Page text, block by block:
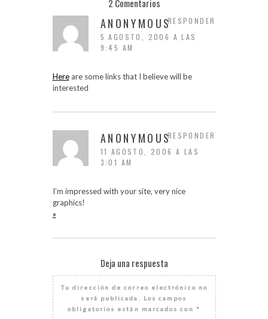
2 Comentarios
ANONYMOUS
5 AGOSTO, 2006 A LAS
9:45 AM
Hereare some links that I believe will be
interested
RESPONDER
ANONYMOUS
11 AGOSTO, 2006 A LAS
3:01 AM
I’m impressed with your site, very nice
graphics!
»
RESPONDER
Deja una respuesta
Tu dirección de correo electrónico no
será publicada.
Los campos
obligatorios están marcados con *